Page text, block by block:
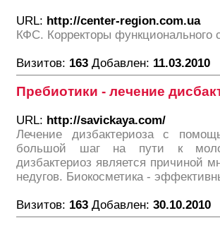
URL: http://center-region.com.ua
КФС. Корректоры функционального
Визитов: 163 Добавлен: 11.03.2010
Пребиотики - лечение
URL: http://savickaya.com/
Лечение дизбактериоза с
большой шаг на пути к
дизбактериоз является причиной
недугов. Биокосметика -
Визитов: 163 Добавлен: 30.10.2010